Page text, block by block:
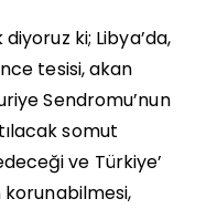
ki; Libya’da,
tesisi, akan
Sendromu’nun
somut
ve Türkiye’
korunabilmesi,